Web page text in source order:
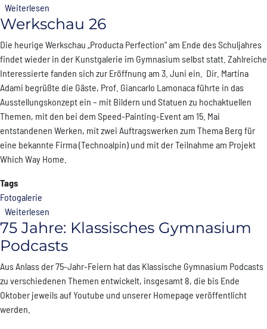
Weiterlesen
Werkschau 26
Die heurige Werkschau „Producta Perfection“ am Ende des Schuljahres
findet wieder in der Kunstgalerie im Gymnasium selbst statt. Zahlreiche
Interessierte fanden sich zur Eröffnung am 3. Juni ein. Dir. Martina
Adami begrüßte die Gäste, Prof. Giancarlo Lamonaca führte in das
Ausstellungskonzept ein – mit Bildern und Statuen zu hochaktuellen
Themen, mit den bei dem Speed-Painting-Event am 15. Mai
entstandenen Werken, mit zwei Auftragswerken zum Thema Berg für
eine bekannte Firma (Technoalpin) und mit der Teilnahme am Projekt
Which Way Home.
Tags
Fotogalerie
Weiterlesen
75 Jahre: Klassisches Gymnasium
Podcasts
Aus Anlass der 75-Jahr-Feiern hat das Klassische Gymnasium Podcasts
zu verschiedenen Themen entwickelt, insgesamt 8, die bis Ende
Oktober jeweils auf Youtube und unserer Homepage veröffentlicht
werden.